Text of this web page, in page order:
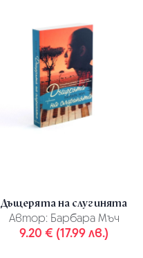
Дъщерята на слугинята
Автор: Барбара Мъч
9.20 € (17.99 лв.)